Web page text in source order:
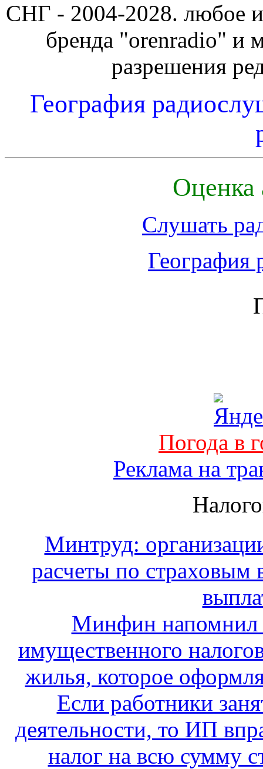
СНГ - 2004-2028. любое
бренда "orenradio" и
разрешения
География
Оценка
Слушать
География
Погода в
Реклама на
Минтруд:
расчеты по страховым
Минфин напомнил
имущественного
жилья, которое
Если работники
деятельности, то ИП
налог на всю сумму